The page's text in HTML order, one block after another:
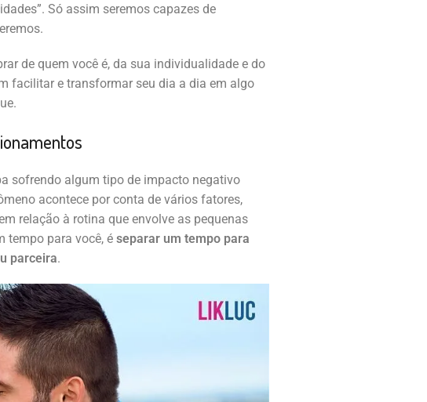
Só assim seremos capazes de
de quem você é, da sua individualidade e do
facilitar e transformar seu dia a dia em algo
sofrendo algum tipo de impacto negativo
acontece por conta de vários fatores,
relação à rotina que envolve as pequenas
tempo para você, é separar um tempo para
parceira.